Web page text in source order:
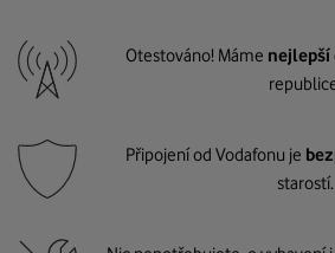
Otestováno! Máme
Připojení od Vodafonu je
starostí.